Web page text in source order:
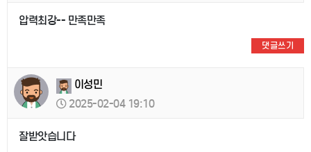
압력최강-- 만족만족
댓글쓰기
이성민
2025-02-04 19:10
잘받앗습니다